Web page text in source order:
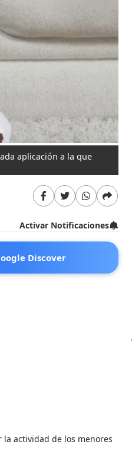
aplicación a la que
Activar Notificaciones
Discover
actividad de los menores